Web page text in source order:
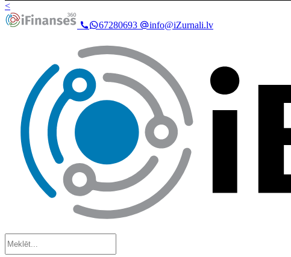
<
67280693
info@iZurnali.lv